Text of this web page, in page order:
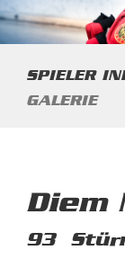
SPIELER
GALERIE
Diem
93